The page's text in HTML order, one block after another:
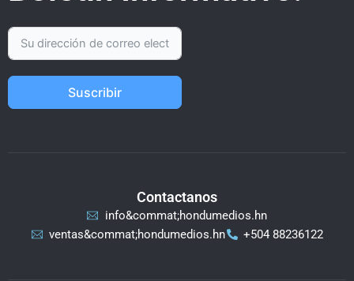
Suscribir
Contactanos
info&commat;hondumedios.hn
ventas&commat;hondumedios.hn
+504 88236122